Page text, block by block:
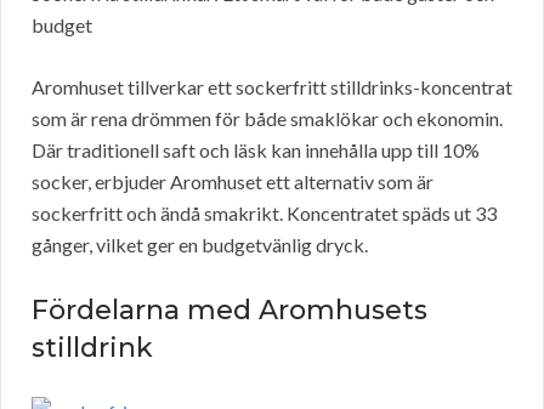
budget
Aromhuset tillverkar ett sockerfritt stilldrinks-koncentrat
som är rena drömmen för både smaklökar och ekonomin.
Där traditionell saft och läsk kan innehålla upp till 10%
socker, erbjuder Aromhuset ett alternativ som är
sockerfritt och ändå smakrikt. Koncentratet späds ut 33
gånger, vilket ger en budgetvänlig dryck.
Fördelarna med Aromhusets
stilldrink